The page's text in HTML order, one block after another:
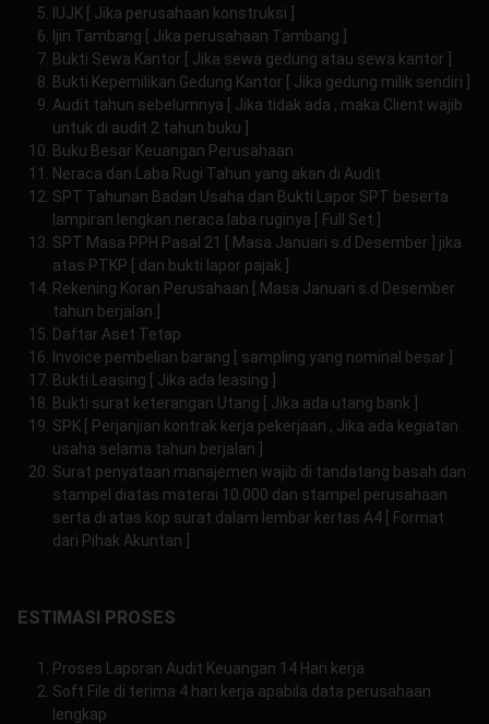
IUJK [ Jika perusahaan konstruksi ]
Ijin Tambang [ Jika perusahaan Tambang ]
Bukti Sewa Kantor [ Jika sewa gedung atau sewa kantor ]
Bukti Kepemilikan Gedung Kantor [ Jika gedung milik sendiri ]
Audit tahun sebelumnya [ Jika tidak ada , maka Client wajib
untuk di audit 2 tahun buku ]
Buku Besar Keuangan Perusahaan
Neraca dan Laba Rugi Tahun yang akan di Audit
SPT Tahunan Badan Usaha dan Bukti Lapor SPT beserta
lampiran lengkan neraca laba ruginya [ Full Set ]
SPT Masa PPH Pasal 21 [ Masa Januari s.d Desember ] jika
atas PTKP [ dan bukti lapor pajak ]
Rekening Koran Perusahaan [ Masa Januari s.d Desember
tahun berjalan ]
Daftar Aset Tetap
Invoice pembelian barang [ sampling yang nominal besar ]
Bukti Leasing [ Jika ada leasing ]
Bukti surat keterangan Utang [ Jika ada utang bank ]
SPK [ Perjanjian kontrak kerja pekerjaan , Jika ada kegiatan
usaha selama tahun berjalan ]
Surat penyataan manajemen wajib di tandatang basah dan
stampel diatas materai 10.000 dan stampel perusahaan
serta di atas kop surat dalam lembar kertas A4 [ Format
dari Pihak Akuntan ]
ESTIMASI PROSES
Proses Laporan Audit Keuangan 14 Hari kerja
Soft File di terima 4 hari kerja apabila data perusahaan
lengkap